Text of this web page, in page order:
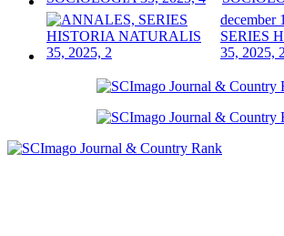
december
SERIES
35, 2025, 2